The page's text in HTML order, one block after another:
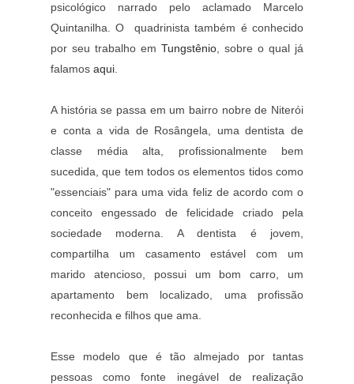
psicológico narrado pelo aclamado Marcelo
Quintanilha. O quadrinista também é conhecido
por seu trabalho em Tungstênio , sobre o qual já
falamos aqui
A história se passa em um bairro nobre de Niterói
e conta a vida de Rosângela, uma dentista de
classe média alta, profissionalmente bem
sucedida, que tem todos os elementos tidos como
"essenciais" para uma vida feliz de acordo com o
conceito engessado de felicidade criado pela
sociedade moderna. A dentista é jovem,
compartilha um casamento estável com um
marido atencioso, possui um bom carro, um
apartamento bem localizado, uma profissão
reconhecida e filhos que ama.
Esse modelo que é tão almejado por tantas
pessoas como fonte inegável de realização